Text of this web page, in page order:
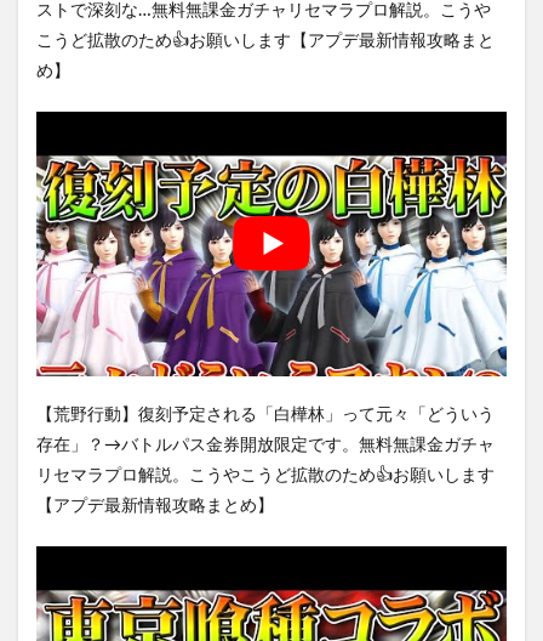
ストで深刻な…無料無課金ガチャリセマラプロ解説。こうや
こうど拡散のため👍お願いします【アプデ最新情報攻略まと
め】
【荒野行動】復刻予定される「白樺林」って元々「どういう
存在」？→バトルパス金券開放限定です。無料無課金ガチャ
リセマラプロ解説。こうやこうど拡散のため👍お願いします
【アプデ最新情報攻略まとめ】